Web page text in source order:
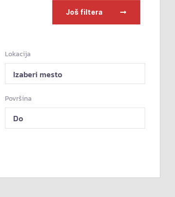
Još filtera
Lokacija
Izaberi mesto
Površina